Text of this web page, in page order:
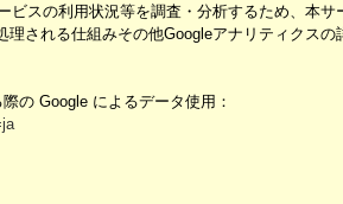
ビスの利用状況等を調査・分析するため、本
される仕組みその他Googleアナリティクス
の Google によるデータ使用：